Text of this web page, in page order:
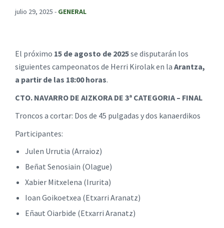
julio 29, 2025 - GENERAL
El próximo 15 de agosto de 2025se disputarán los
siguientes campeonatos de Herri Kirolak en la Arantza,
a partir de las 18:00 horas.
CTO. NAVARRO DE AIZKORA DE 3ª CATEGORIA – FINAL
Troncos a cortar: Dos de 45 pulgadas y dos kanaerdikos
Participantes:
Julen Urrutia (Arraioz)
Beñat Senosiain (Olague)
Xabier Mitxelena (Irurita)
Ioan Goikoetxea (Etxarri Aranatz)
Eñaut Oiarbide (Etxarri Aranatz)